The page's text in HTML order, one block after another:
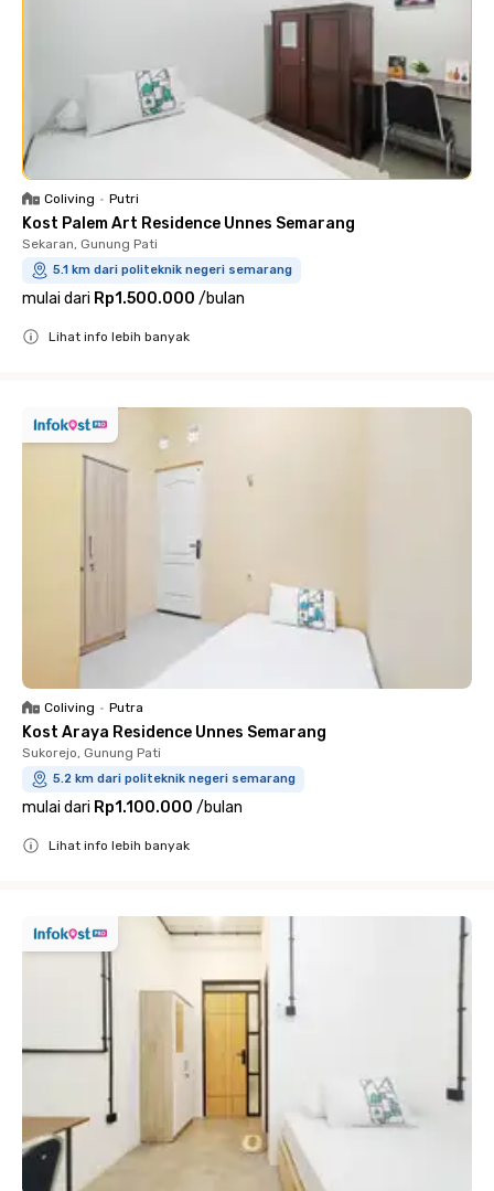
Coliving • Putri
Kost Palem Art Residence Unnes Semarang
Sekaran, Gunung Pati
5.1 km dari politeknik negeri semarang
mulai dari Rp1.500.000 /bulan
Lihat info lebih banyak
Coliving • Putra
Kost Araya Residence Unnes Semarang
Sukorejo, Gunung Pati
5.2 km dari politeknik negeri semarang
mulai dari Rp1.100.000 /bulan
Lihat info lebih banyak